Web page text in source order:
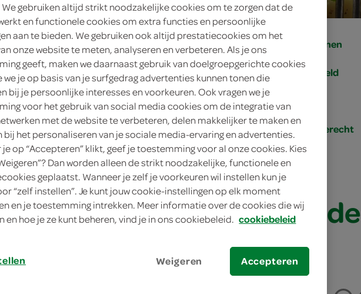
4 personen
gemiddeld
hoofdgerecht
met uienmarmelade en rodekool
met uienmarmelade
gebruiken altijd strikt noodzakelijke cookies om te zorgen dat de
en functionele cookies om extra functies en persoonlijke
aan te bieden. We gebruiken ook altijd prestatiecookies om het
onze website te meten, analyseren en verbeteren. Als je ons
geeft, maken we daarnaast gebruik van doelgroepgerichte cookies
we je op basis van je surfgedrag advertenties kunnen tonen die
bij je persoonlijke interesses en voorkeuren. Ook vragen we je
voor het gebruik van social media cookies om de integratie van
met de website te verbeteren, delen makkelijker te maken en
bij het personaliseren van je sociale media-ervaring en advertenties.
je op “Accepteren” klikt, geef je toestemming voor al onze cookies. Kies
Dan worden alleen de strikt noodzakelijke, functionele en
geplaatst. Wanneer je zelf je voorkeuren wil instellen kun je
“zelf instellen”. Je kunt jouw cookie-instellingen op elk moment
en je toestemming intrekken. Meer informatie over de cookies die wij
en hoe je ze kunt beheren, vind je in ons cookiebeleid. cookiebeleid
Weigeren Accepteren